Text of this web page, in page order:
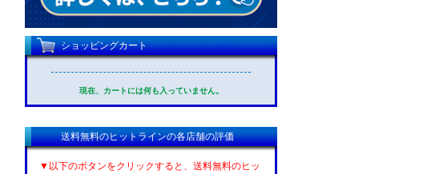
ショッピングカート
現在、カートには何も入っていません。
送料無料のヒットラインの各店舗の評価
▼以下のボタンをクリックすると、送料無料のヒッ